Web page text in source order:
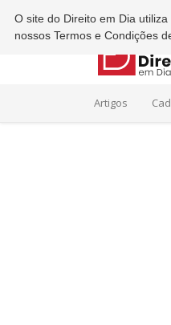
Ordem dos
Artigos
O site do Direito em Dia
nossos Termos e Condições